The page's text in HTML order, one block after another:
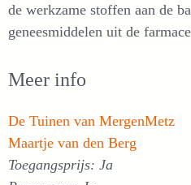
de werkzame stoffen aan de
geneesmiddelen uit de
Meer info
De Tuinen van MergenMetz
Maartje van den Berg
Toegangsprijs: Ja